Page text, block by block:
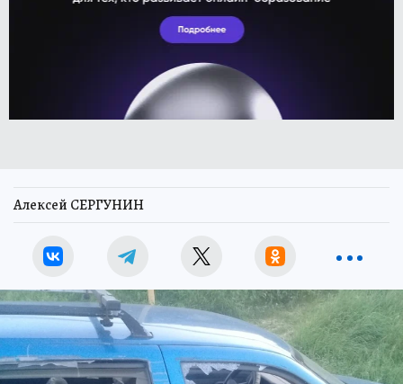
Алексей СЕРГУНИН